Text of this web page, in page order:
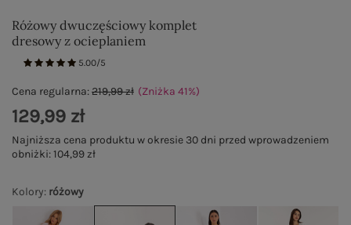
Różowy dwuczęściowy komplet
dresowy z ocieplaniem
5.00/5
Kolory: różowy
Cena regularna:219,99 zł (Zniżka 41%)
129,99 zł
Najniższa cena produktu w okresie 30 dni przed wprowadzeniem
obniżki:104,99 zł